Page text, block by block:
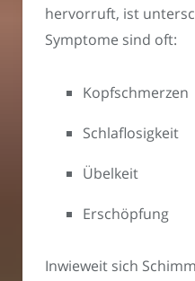
hervorruft, ist
Symptome sind oft:
Kopfschmerzen
Schlaflosigkeit
Übelkeit
Erschöpfung
Inwieweit sich